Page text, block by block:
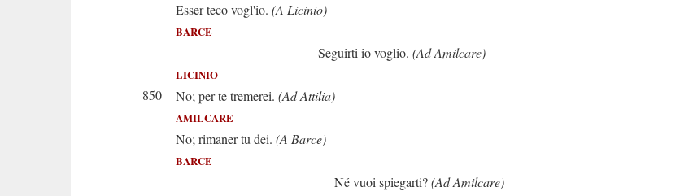
Esser teco vogl'io. (A Licinio)
BARCE
Seguirti io voglio. (Ad Amilcare)
LICINIO
850 No; per te tremerei. (Ad Attilia)
AMILCARE
No; rimaner tu dei. (A Barce)
BARCE
Né vuoi spiegarti?(Ad Amilcare)